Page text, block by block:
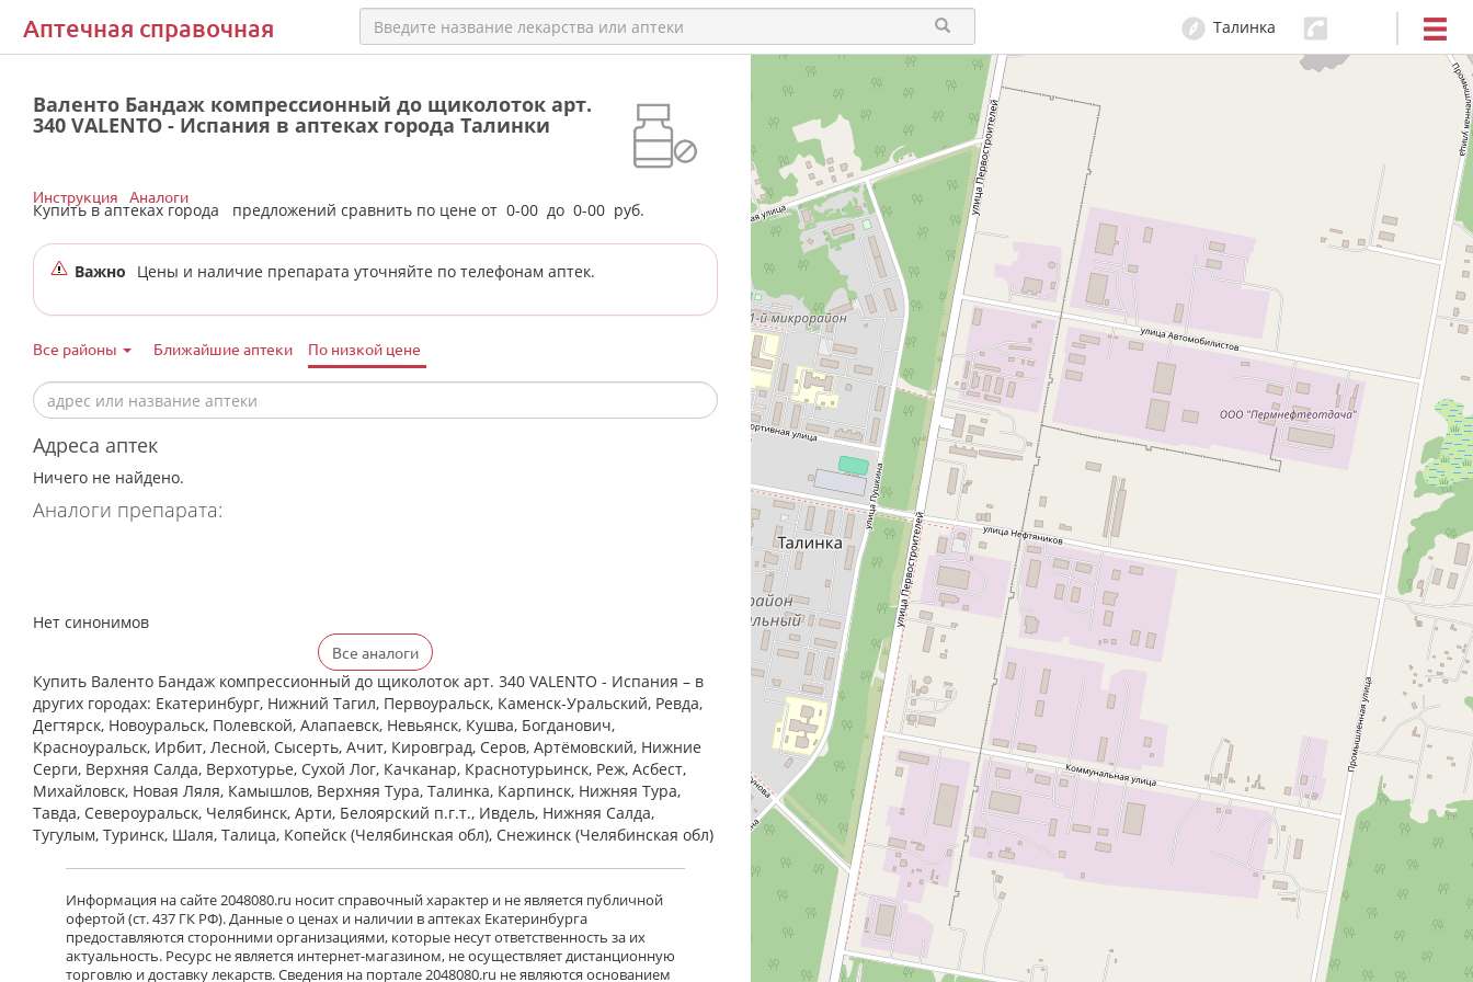
Аптечная справочная Талинка
Валенто Бандаж компрессионный до щиколоток арт.
340 VALENTO - Испания в аптеках города Талинки
Купить в аптеках города предложений сравнить по цене от 0-00 до 0-00 руб.
Инструкция Аналоги
Важно Цены и наличие препарата уточняйте по телефонам аптек.
Все районы Ближайшие аптеки По низкой цене
Адреса аптек
Ничего не найдено.
Аналоги препарата:
Нет синонимов
Все аналоги
Купить Валенто Бандаж компрессионный до щиколоток арт. 340 VALENTO - Испания – в
других городах: Екатеринбург, Нижний Тагил, Первоуральск, Каменск-Уральский, Ревда,
Дегтярск, Новоуральск, Полевской, Алапаевск, Невьянск, Кушва, Богданович,
Красноуральск, Ирбит, Лесной, Сысерть, Ачит, Кировград, Серов, Артёмовский, Нижние
Cерги, Верхняя Салда, Верхотурье, Сухой Лог, Качканар, Краснотурьинск, Реж, Асбест,
Михайловск, Новая Ляля, Камышлов, Верхняя Тура, Талинка, Карпинск, Нижняя Тура,
Тавда, Североуральск, Челябинск, Арти, Белоярский п.г.т., Ивдель, Нижняя Салда,
Тугулым, Туринск, Шаля, Талица, Копейск (Челябинская обл), Снежинск (Челябинская обл)
Информация на сайте 2048080.ru носит справочный характер и не является публичной
офертой (ст. 437 ГК РФ). Данные о ценах и наличии в аптеках Екатеринбурга
предоставляются сторонними организациями, которые несут ответственность за их
актуальность. Ресурс не является интернет-магазином, не осуществляет дистанционную
торговлю и доставку лекарств. Сведения на портале 2048080.ru не являются основанием